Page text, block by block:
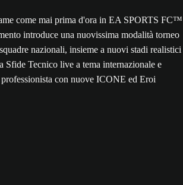
come mai prima d'ora in EA SPORTS FC™
introduce una nuovissima modalità torneo
nazionali, insieme a nuovi stadi realistici
Sfide Tecnico live a tema internazionale e
con nuove ICONE ed Eroi